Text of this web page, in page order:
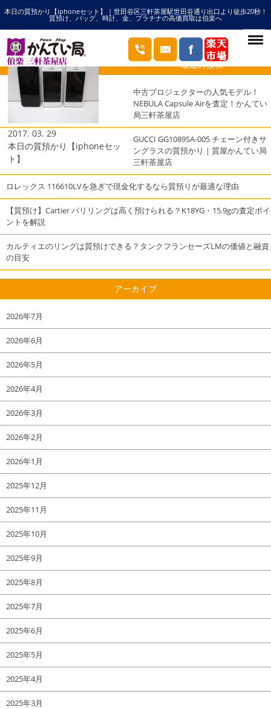
本日の質預かり【iphoneセット】 | 世田谷区三軒茶屋駅世田谷通り出口より徒歩20秒！
質預け、バッグ、時計、金、プラチナの高価買取は伯楽へ
HOME アイフォンの記事一覧
ブログ
2017. 03. 29
本日の質預かり【iphoneセッ
ト】
最近の投稿
中古プロジェクターの人気モデル！
NEBULA Capsule Airを査定！かんてい
局三軒茶屋店
GUCCI GG1089SA-005 チェーン付きサ
ングラスの質預かり｜質屋かんてい局
三軒茶屋店
ロレックス 116610LVを急ぎで現金化するなら質預りが最適な理由
【質預け】Cartier パリリングは高く預けられる？K18YG・15.9gの査定ポイ
ントを解説
カルティエのリングは質預けできる？タンクフランセーズLMの価値と融資
の目安
アーカイブ
2026年7月
2026年6月
2026年5月
2026年4月
2026年3月
2026年2月
2026年1月
2025年12月
2025年11月
2025年10月
2025年9月
2025年8月
2025年7月
2025年6月
2025年5月
2025年4月
2025年3月